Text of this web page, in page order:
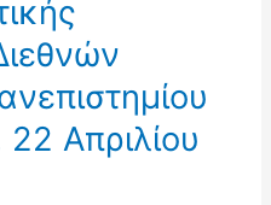
Απριλίου